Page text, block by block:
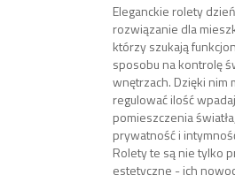
Eleganckie rolety
rozwiązanie dla
którzy szukają
sposobu na kontrolę
wnętrzach. Dzięki nim
regulować ilość
pomieszczenia
prywatność i
Rolety te są nie tylko
estetyczne - ich